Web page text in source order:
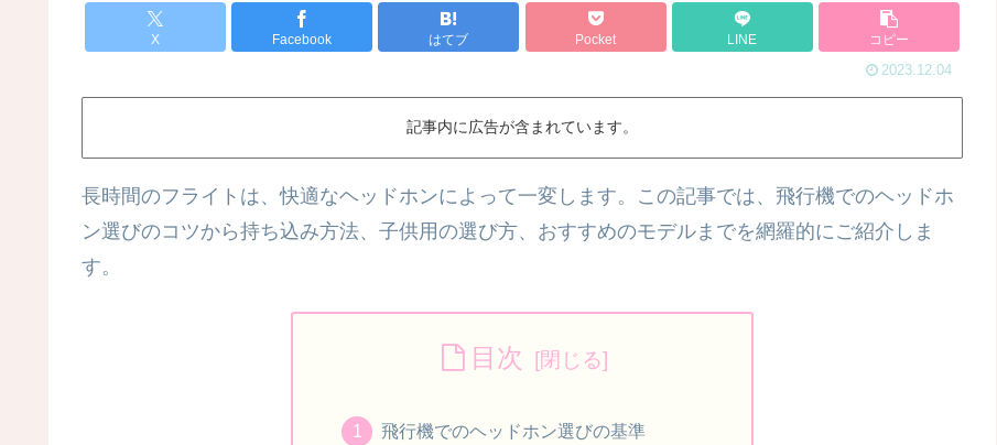
X Facebook はてブ Pocket LINE コピー
2023.12.04
記事内に広告が含まれています。
長時間のフライトは、快適なヘッドホンによって一変します。この記事では、飛行機でのヘッドホ
ン選びのコツから持ち込み方法、子供用の選び方、おすすめのモデルまでを網羅的にご紹介しま
す。
目次
飛行機でのヘッドホン選びの基準